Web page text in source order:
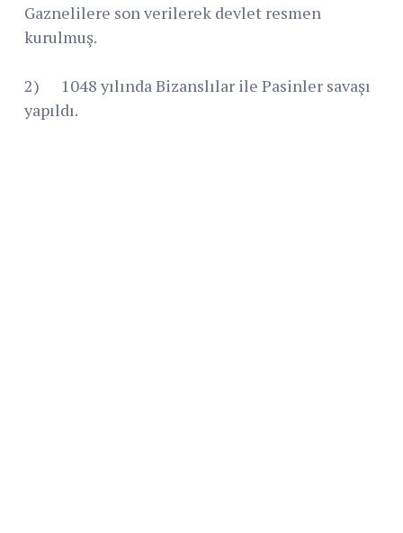
Gaznelilere son verilerek devlet resmen
kurulmuş.
2) 1048 yılında Bizanslılar ile Pasinler savaşı
yapıldı.